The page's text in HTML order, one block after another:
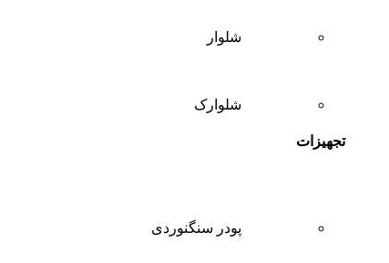
شلوار
شلوارک
تجهیزات
پودر سنگنوردی